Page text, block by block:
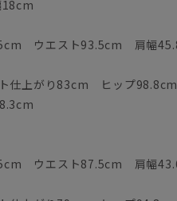
ウエスト93.5cm 肩幅
ト仕上がり83cm ヒップ
ウエスト87.5cm 肩幅